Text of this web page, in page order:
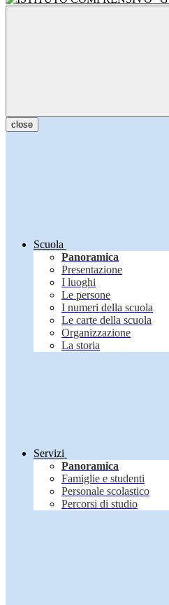
close
Scuola
Panoramica
Presentazione
I luoghi
Le persone
I numeri della scuola
Le carte della scuola
Organizzazione
La storia
Servizi
Panoramica
Famiglie e studenti
Personale scolastico
Percorsi di studio